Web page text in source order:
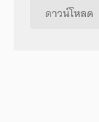
ดาวน์โหลด